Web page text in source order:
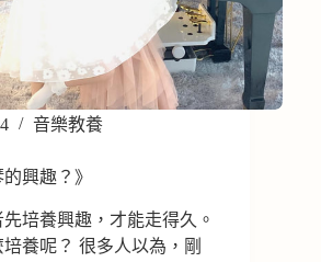
音樂教養
興趣？》
培養興趣，才能走得久。
養呢？ 很多人以為，剛